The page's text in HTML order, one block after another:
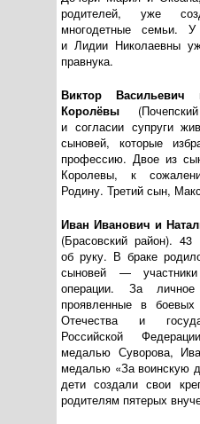
родителей, уже
многодетные семьи. У
и Лидии Николаевны
правнука.
Виктор
Королёвы
и согласии супруги
сыновей, которые
профессию. Двое из
Королевы, к
Родину. Третий сын,
Иван Иванович и
(Брасовский район).
об руку. В браке
сыновей —
операции. За
проявленные в
Отечества и
Российской
медалью Суворова,
медалью «За воинскую
дети создали свои
родителям пятерых